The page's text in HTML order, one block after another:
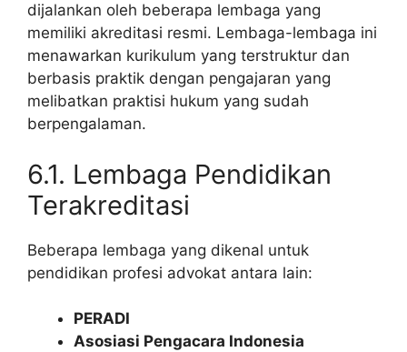
dijalankan oleh beberapa lembaga yang
memiliki akreditasi resmi. Lembaga-lembaga ini
menawarkan kurikulum yang terstruktur dan
berbasis praktik dengan pengajaran yang
melibatkan praktisi hukum yang sudah
berpengalaman.
6.1. Lembaga Pendidikan
Terakreditasi
Beberapa lembaga yang dikenal untuk
pendidikan profesi advokat antara lain:
PERADI
Asosiasi Pengacara Indonesia